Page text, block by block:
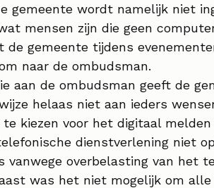
gemeente wordt namelijk niet
mensen zijn die geen
de gemeente tijdens
naar de ombudsman.
aan de ombudsman geeft de
helaas niet aan ieders
te kiezen voor het digitaal
dienstverlening niet
vanwege overbelasting van het
was het niet mogelijk om